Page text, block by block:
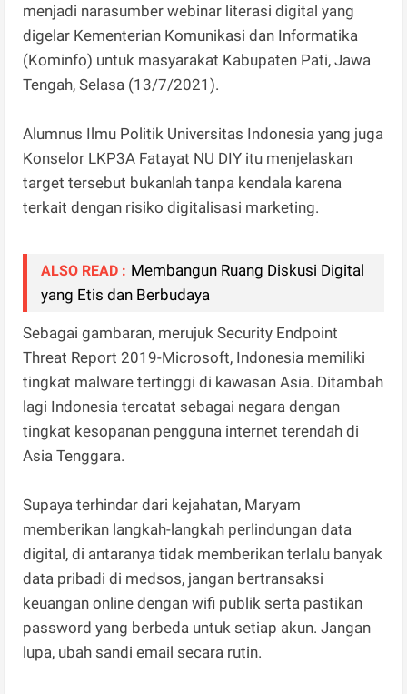
menjadi narasumber webinar literasi digital yang
digelar Kementerian Komunikasi dan Informatika
(Kominfo) untuk masyarakat Kabupaten Pati, Jawa
Tengah, Selasa (13/7/2021).
Alumnus Ilmu Politik Universitas Indonesia yang juga
Konselor LKP3A Fatayat NU DIY itu menjelaskan
target tersebut bukanlah tanpa kendala karena
terkait dengan risiko digitalisasi marketing.
ALSO READ : Membangun Ruang Diskusi Digital
yang Etis dan Berbudaya
Sebagai gambaran, merujuk Security Endpoint
Threat Report 2019-Microsoft, Indonesia memiliki
tingkat malware tertinggi di kawasan Asia. Ditambah
lagi Indonesia tercatat sebagai negara dengan
tingkat kesopanan pengguna internet terendah di
Asia Tenggara.
Supaya terhindar dari kejahatan, Maryam
memberikan langkah-langkah perlindungan data
digital, di antaranya tidak memberikan terlalu banyak
data pribadi di medsos, jangan bertransaksi
keuangan online dengan wifi publik serta pastikan
password yang berbeda untuk setiap akun. Jangan
lupa, ubah sandi email secara rutin.